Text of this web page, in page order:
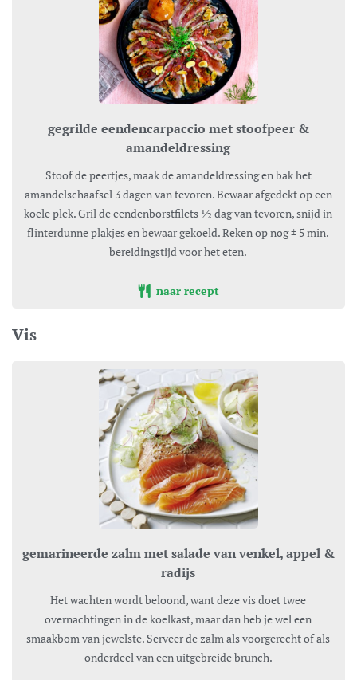
gegrilde eendencarpaccio met stoofpeer &
amandeldressing
Stoof de peertjes, maak de amandeldressing en bak het
amandelschaafsel 3 dagen van tevoren. Bewaar afgedekt op een
koele plek. Gril de eendenborstfilets ½ dag van tevoren, snijd in
flinterdunne plakjes en bewaar gekoeld. Reken op nog ± 5 min.
bereidingstijd voor het eten.
naar recept
Vis
gemarineerde zalm met salade van venkel, appel &
radijs
Het wachten wordt beloond, want deze vis doet twee
overnachtingen in de koelkast, maar dan heb je wel een
smaakbom van jewelste. Serveer de zalm als voorgerecht of als
onderdeel van een uitgebreide brunch.